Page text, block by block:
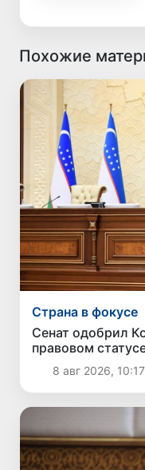
Похожие
Страна в фокусе
Сенат одобрил
правовом
Президента
8 авг 2026, 10:17